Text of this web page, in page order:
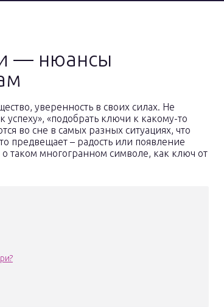
— нюансы
уверенность в своих силах. Не
«подобрать ключи к какому-то
во сне в самых разных ситуациях, что
предвещает – радость или появление
таком многогранном символе, как ключ от